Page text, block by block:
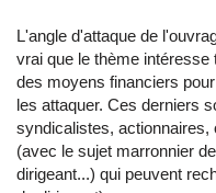
L'angle d'attaque de
vrai que le thème
des moyens financiers
les attaquer. Ces derniers
syndicalistes, actionnaires,
(avec le sujet marronnier
dirigeant...) qui peuvent